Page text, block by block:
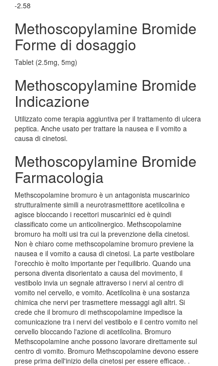
-2.58
Methoscopylamine Bromide
Forme di dosaggio
Tablet (2.5mg, 5mg)
Methoscopylamine Bromide
Indicazione
Utilizzato come terapia aggiuntiva per il trattamento di ulcera
peptica. Anche usato per trattare la nausea e il vomito a
causa di cinetosi.
Methoscopylamine Bromide
Farmacologia
Methscopolamine bromuro è un antagonista muscarinico
strutturalmente simili a neurotrasmettitore acetilcolina e
agisce bloccando i recettori muscarinici ed è quindi
classificato come un anticolinergico. Methscopolamine
bromuro ha molti usi tra cui la prevenzione della cinetosi.
Non è chiaro come methscopolamine bromuro previene la
nausea e il vomito a causa di cinetosi. La parte vestibolare
l'orecchio è molto importante per l'equilibrio. Quando una
persona diventa disorientato a causa del movimento, il
vestibolo invia un segnale attraverso i nervi al centro di
vomito nel cervello, e vomito. Acetilcolina è una sostanza
chimica che nervi per trasmettere messaggi agli altri. Si
crede che il bromuro di methscopolamine impedisce la
comunicazione tra i nervi del vestibolo e il centro vomito nel
cervello bloccando l'azione di acetilcolina. Bromuro
Methscopolamine anche possono lavorare direttamente sul
centro di vomito. Bromuro Methscopolamine devono essere
prese prima dell'inizio della cinetosi per essere efficace. .